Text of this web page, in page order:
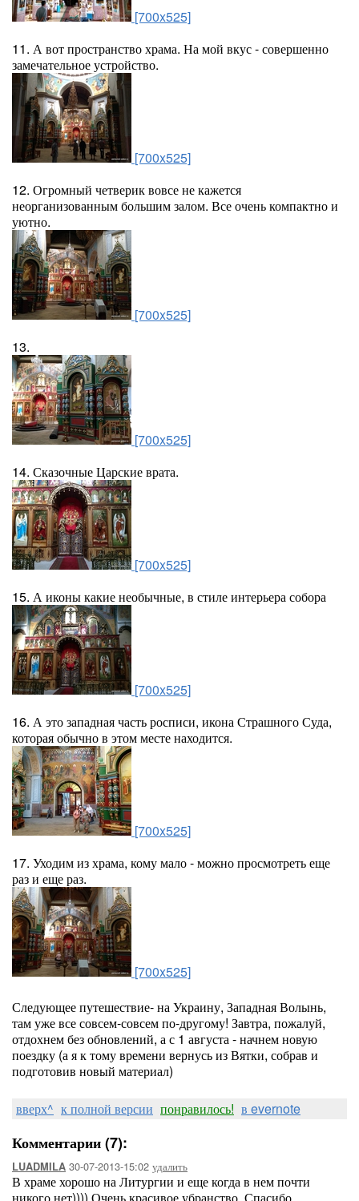
[700x525]
11. А вот пространство храма. На мой вкус - совершенно
замечательное устройство.
[700x525]
12. Огромный четверик вовсе не кажется
неорганизованным большим залом. Все очень компактно и
уютно.
[700x525]
13.
[700x525]
14. Сказочные Царские врата.
[700x525]
15. А иконы какие необычные, в стиле интерьера собора
[700x525]
16. А это западная часть росписи, икона Страшного Суда,
которая обычно в этом месте находится.
[700x525]
17. Уходим из храма, кому мало - можно просмотреть еще
раз и еще раз.
[700x525]
Следующее путешествие- на Украину, Западная Волынь,
там уже все совсем-совсем по-другому! Завтра, пожалуй,
отдохнем без обновлений, а с 1 августа - начнем новую
поездку (а я к тому времени вернусь из Вятки, собрав и
подготовив новый материал)
вверх^ к полной версии понравилось! в evernote
Комментарии (7):
LUADMILA 30-07-2013-15:02 удалить
В храме хорошо на Литургии и еще когда в нем почти